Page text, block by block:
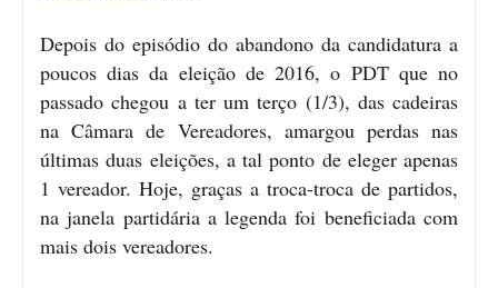
Depois do episódio do abandono da candidatura a
poucos dias da eleição de 2016, o PDT que no
passado chegou a ter um terço (1/3), das cadeiras
na Câmara de Vereadores, amargou perdas nas
últimas duas eleições, a tal ponto de eleger apenas
1 vereador. Hoje, graças a troca-troca de partidos,
na janela partidária a legenda foi beneficiada com
mais dois vereadores.